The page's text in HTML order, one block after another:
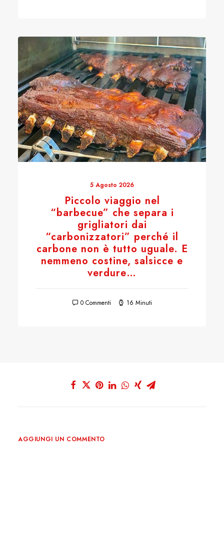
5 Agosto 2026
Piccolo viaggio nel
“barbecue” che separa i
grigliatori dai
“carbonizzatori” perché il
carbone non è tutto uguale. E
nemmeno costine, salsicce e
verdure…
0 Commenti 16 Minuti
AGGIUNGI UN COMMENTO